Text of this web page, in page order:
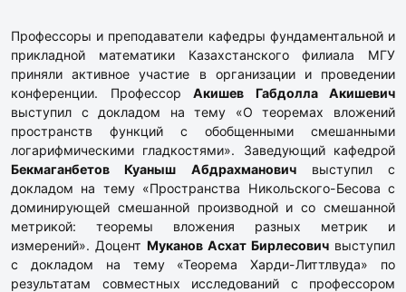
Профессоры и преподаватели кафедры фундаментальной и
прикладной математики Казахстанского филиала МГУ
приняли активное участие в организации и проведении
конференции. Профессор Акишев Габдолла Акишевич
выступил с докладом на тему «О теоремах вложений
пространств функций с обобщенными смешанными
логарифмическими гладкостями». Заведующий кафедрой
Бекмаганбетов Куаныш Абдрахмановичвыступил с
докладом на тему «Пространства Никольского-Бесова с
доминирующей смешанной производной и со смешанной
метрикой: теоремы вложения разных метрик и
измерений». Доцент Муканов Асхат Бирлесович выступил
с докладом на тему «Теорема Харди-Литтлвуда» по
результатам совместных исследований с профессором